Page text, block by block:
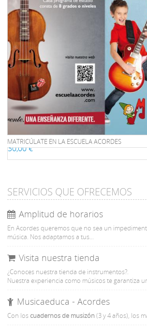
MATRICÚLATE EN LA ESCUELA ACORDES
30,00 €
SERVICIOS QUE OFRECEMOS
Amplitud de horarios
En Acordes queremos que no sea un
música. Nos adaptamos a tus...
Visita nuestra tienda
¿Conoces nuestra tienda de instrumentos?.
Nuestra experiencia como músicos te garantiza
Musicaeduca - Acordes
Con los cuadernos de musizón (3 y 4 años), los